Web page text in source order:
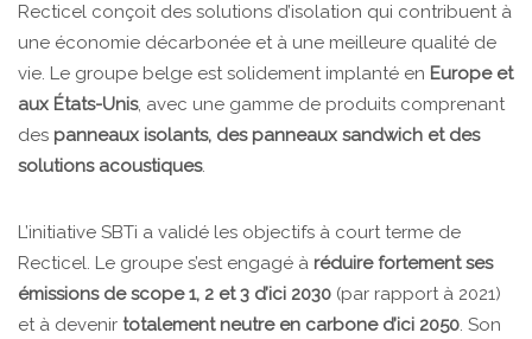
Recticel conçoit des solutions d’isolation qui contribuent à
une économie décarbonée et à une meilleure qualité de
vie. Le groupe belge est solidement implanté en Europe et
aux États-Unis, avec une gamme de produits comprenant
des panneaux isolants, des panneaux sandwich et des
solutions acoustiques.
L’initiative SBTi a validé les objectifs à court terme de
Recticel. Le groupe s’est engagé à réduire fortement ses
émissions de scope 1, 2 et 3 d’ici 2030 (par rapport à 2021)
et à devenir totalement neutre en carbone d’ici 2050. Son